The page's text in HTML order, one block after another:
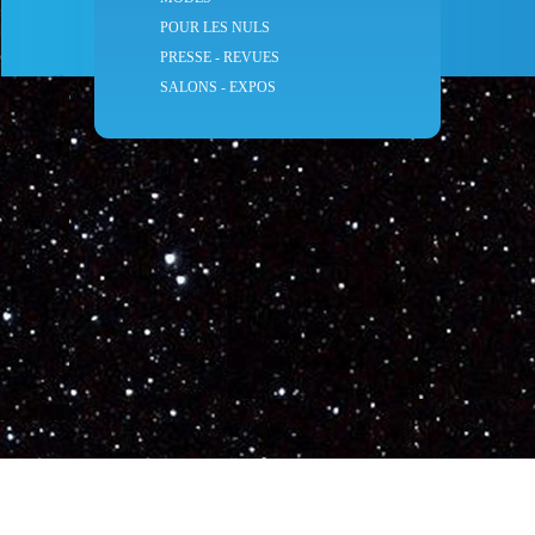
POUR LES NULS
PRESSE - REVUES
SALONS - EXPOS
5 Connectés